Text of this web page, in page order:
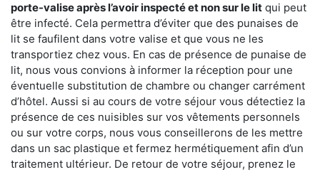
porte-valise après l’avoir inspecté et non sur le lit qui peut
être infecté. Cela permettra d’éviter que des punaises de
lit se faufilent dans votre valise et que vous ne les
transportiez chez vous. En cas de présence de punaise de
lit, nous vous convions à informer la réception pour une
éventuelle substitution de chambre ou changer carrément
d’hôtel. Aussi si au cours de votre séjour vous détectiez la
présence de ces nuisibles sur vos vêtements personnels
ou sur votre corps, nous vous conseillerons de les mettre
dans un sac plastique et fermez hermétiquement afin d’un
traitement ultérieur. De retour de votre séjour, prenez le